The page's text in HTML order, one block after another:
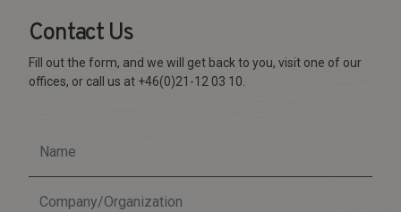
Contact Us
Fill out the form, and we will get back to you, visit one of our
offices, or call us at +46(0)21-12 03 10.